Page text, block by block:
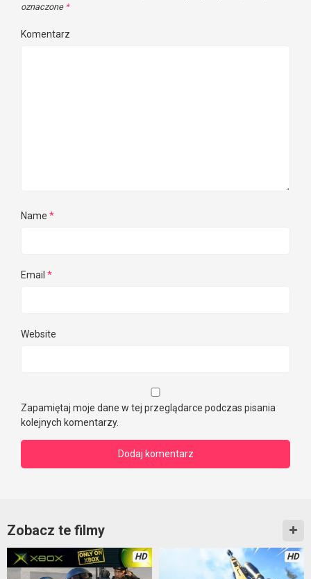
oznaczone *
Komentarz
Name *
Email *
Website
Zapamiętaj moje dane w tej przeglądarce podczas pisania
kolejnych komentarzy.
Zobacz te filmy
HD HD